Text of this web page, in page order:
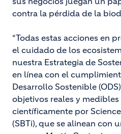
contra la pérdida de la
“Todas estas acciones en
el cuidado de los
nuestra Estrategia de
en línea con el
Desarrollo Sostenible
objetivos reales y
científicamente por
(SBTi), que se alinean con